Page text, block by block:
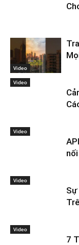
Video
Video
Video
Video
Video
7